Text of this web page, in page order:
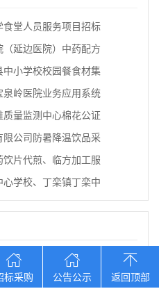
堂人员服务项目招标
延边医院）中药配方
小学校校园餐食材集
岭医院业务应用系统
量监测中心棉花公证
公司防暑降温饮品采
片代煎、临方加工服
学校、丁栾镇丁栾中
公司会计外包服务
标采购 公告公示 返回顶部